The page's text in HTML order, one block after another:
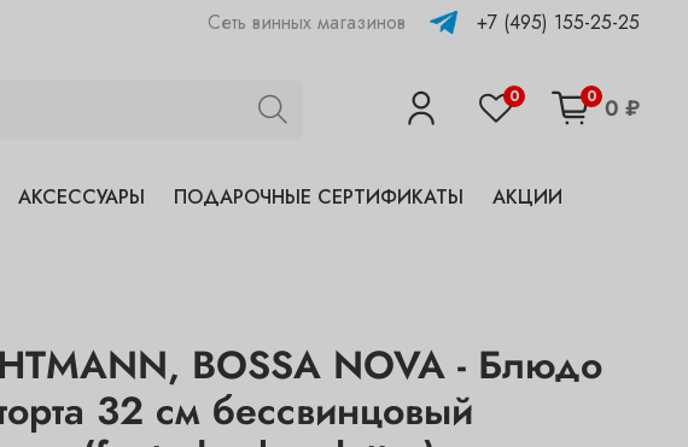
Сеть винных магазинов +7 (495) 155-25-25
0 0 0 ₽
АКСЕССУАРЫ ПОДАРОЧНЫЕ СЕРТИФИКАТЫ АКЦИИ
BOSSA NOVA - Блюдо
32 см бессвинцовый